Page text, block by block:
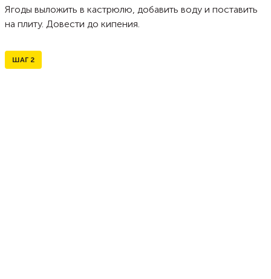
Ягоды выложить в кастрюлю, добавить воду и поставить
на плиту. Довести до кипения.
ШАГ 2